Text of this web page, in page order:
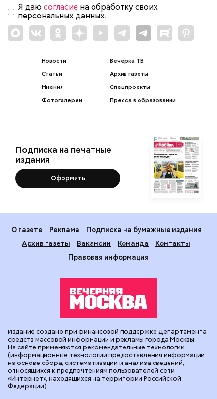
Я даю согласие на обработку своих
персональных данных.
Новости
Статьи
Мнения
Фотогалереи
Вечерка ТВ
Архив газеты
Спецпроекты
Пресса в образовании
Подписка на печатные
издания
Оформить
О газете Реклама
Подписка на бумажные издания
Архив газеты
Вакансии Команда
Контакты
Правовая информация
Издание создано при финансовой поддержке Департамента
средств массовой информации и рекламы города Москвы.
На сайте применяются рекомендательные технологии
(информационные технологии предоставления информации
на основе сбора, систематизации и анализа сведений,
относящихся к предпочтениям пользователей сети
«Интернет», находящихся на территории Российской
Федерации).